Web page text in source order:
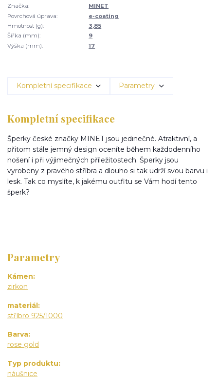
Značka:
MINET
Povrchová úprava:
e-coating
Hmotnost (g):
3,85
Šířka (mm):
9
Výška (mm):
17
Kompletní specifikace Parametry
Kompletní specifikace
Šperky české značky MINET jsou jedinečné. Atraktivní, a
přitom stále jemný design oceníte během každodenního
nošení i při výjimečných příležitostech. Šperky jsou
vyrobeny z pravého stříbra a dlouho si tak udrží svou barvu i
lesk. Tak co myslíte, k jakému outfitu se Vám hodí tento
šperk?
Parametry
Kámen
zirkon
materiál
stříbro 925/1000
Barva
rose gold
Typ produktu
náušnice